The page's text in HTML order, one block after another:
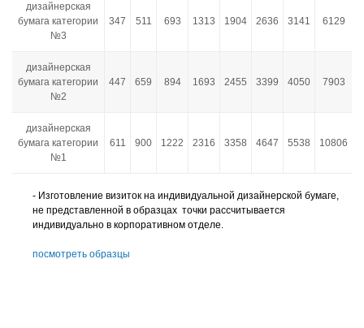
дизайнерская
бумага категории
№3
347 511 693 1313 1904 2636 3141 6129
дизайнерская
бумага категории
№2
447 659 894 1693 2455 3399 4050 7903
дизайнерская
бумага категории
№1
611 900 1222 2316 3358 4647 5538 10806
- Изготовление визиток на индивидуальной дизайнерской бумаге,
не представленной в образцах точки рассчитывается
индивидуально в корпоративном отделе.
посмотреть образцы